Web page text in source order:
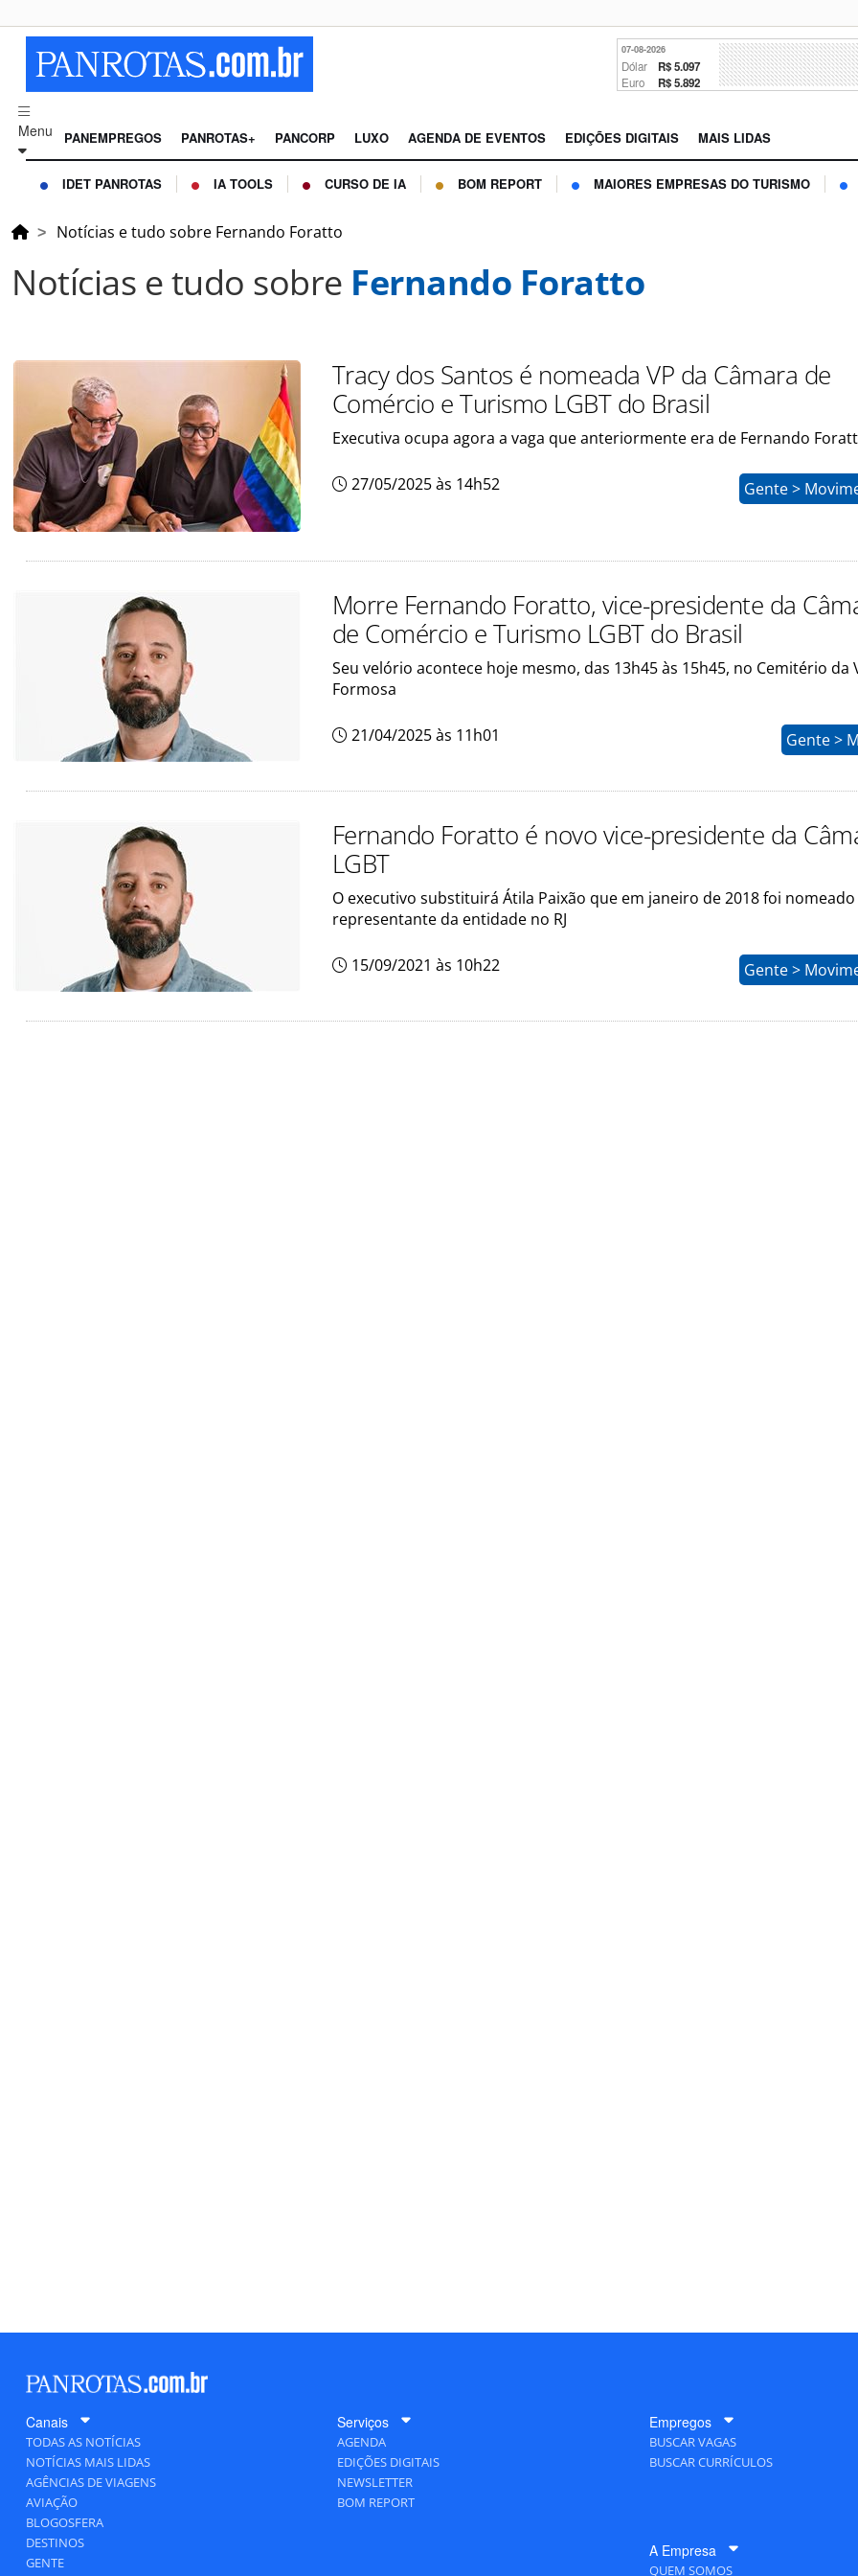
07-08-2026
Dólar R$ 5.097
Euro R$ 5.892
Menu PANEMPREGOS PANROTAS+ PANCORP LUXO AGENDA DE EVENTOS EDIÇÕES DIGITAIS MAIS LIDAS
IDET PANROTAS IA TOOLS CURSO DE IA BOM REPORT MAIORES EMPRESAS DO TURISMO
Notícias e tudo sobre Fernando Foratto
Notícias e tudo sobre Fernando Foratto
Tracy dos Santos é nomeada VP da Câmara de
Comércio e Turismo LGBT do Brasil
Executiva ocupa agora a vaga que anteriormente era de Fernando
27/05/2025 às 14h52 Gente >
Morre Fernando Foratto, vice-presidente da
de Comércio e Turismo LGBT do Brasil
Seu velório acontece hoje mesmo, das 13h45 às 15h45, no Cemitério da
Formosa
21/04/2025 às 11h01 Gente >
Fernando Foratto é novo vice-presidente da
LGBT
O executivo substituirá Átila Paixão que em janeiro de 2018 foi nomeado
representante da entidade no RJ
15/09/2021 às 10h22 Gente >
Canais
TODAS AS NOTÍCIAS
NOTÍCIAS MAIS LIDAS
AGÊNCIAS DE VIAGENS
AVIAÇÃO
BLOGOSFERA
DESTINOS
GENTE
Serviços
AGENDA
EDIÇÕES DIGITAIS
NEWSLETTER
BOM REPORT
Empregos
BUSCAR VAGAS
BUSCAR CURRÍCULOS
A Empresa
QUEM SOMOS